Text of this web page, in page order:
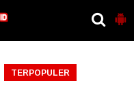
TERPOPULER